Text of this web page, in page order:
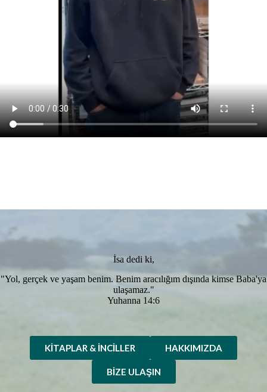
İsa dedi ki,
"Yol, gerçek ve yaşam benim. Benim aracılığım dışında kimse Baba'ya
ulaşamaz."
Yuhanna 14:6
KITAPLAR & İNCILLER HAKKIMIZDA
BIZE ULAŞIN